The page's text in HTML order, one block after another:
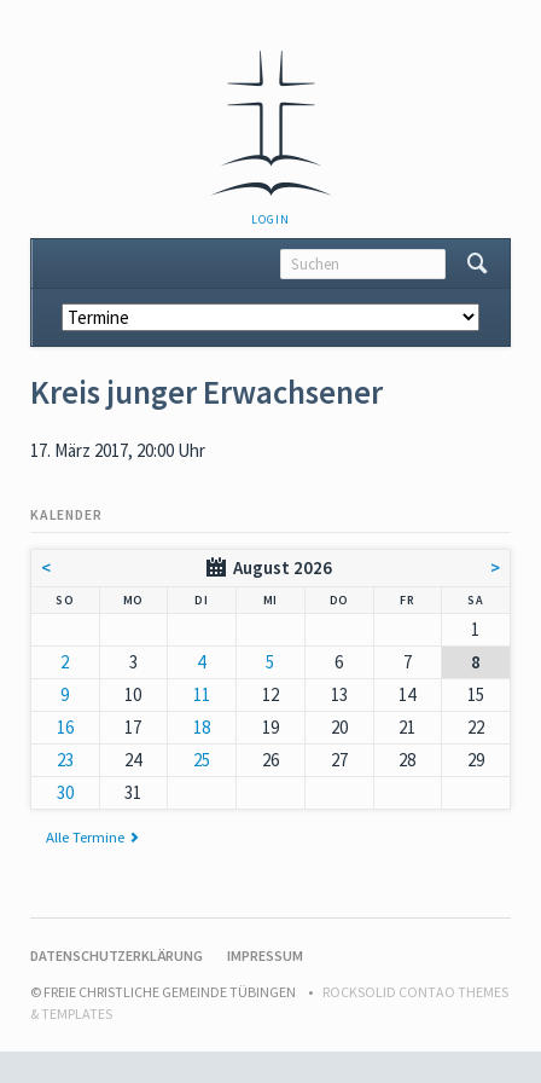
NAVIGATION
ÜBERSPRINGEN
LOGIN
Navigation
überspringen
Kreis junger Erwachsener
17. März 2017, 20:00 Uhr
KALENDER
< August 2026 >
SO MO DI MI DO NNERSTAG
FR SAMSTAG
1
2
3 4 5 6 7
8
9
10 11 12 13 14
15
16
17 18 19 20 21
22
23
24 25 26 27 28
29
30
31
Alle Termine
NAVIGATION
DATENSCHUTZERKLÄRUNG
IMPRESSUM
© FREIE CHRISTLICHE GEMEINDE TÜBINGEN
ROCKSOLID CONTAO THEMES
& TEMPLATES